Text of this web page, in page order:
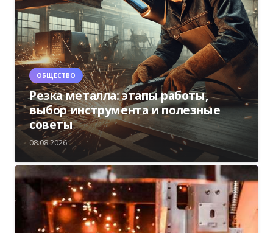
ОБЩЕСТВО
Резка металла: этапы работы,
выбор инструмента и полезные
советы
08.08.2026